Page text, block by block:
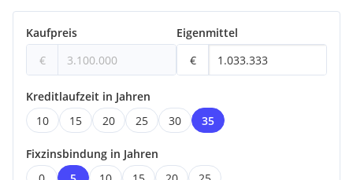
Kaufpreis
€
Eigenmittel
€
Kreditlaufzeit in Jahren
10
15 20 25 30 35
Fixzinsbindung in Jahren